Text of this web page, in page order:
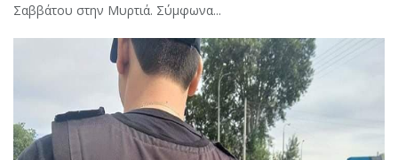
Σαββάτου στην Μυρτιά. Σύμφωνα...